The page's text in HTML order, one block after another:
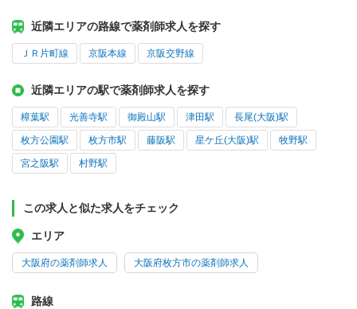
近隣エリアの路線で薬剤師求人を探す
ＪＲ片町線 京阪本線 京阪交野線
近隣エリアの駅で薬剤師求人を探す
樟葉駅 光善寺駅 御殿山駅 津田駅 長尾(大阪)駅
枚方公園駅 枚方市駅 藤阪駅 星ケ丘(大阪)駅 牧野駅
宮之阪駅 村野駅
この求人と似た求人をチェック
エリア
大阪府の薬剤師求人 大阪府枚方市の薬剤師求人
路線